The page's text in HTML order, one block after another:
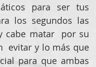
para ser tus
los segundos las
cabe matar  por su
evitar y lo más que
para que ambas